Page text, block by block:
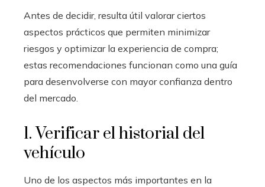
Antes de decidir, resulta útil valorar ciertos
aspectos prácticos que permiten minimizar
riesgos y optimizar la experiencia de compra;
estas recomendaciones funcionan como una guía
para desenvolverse con mayor confianza dentro
del mercado.
1. Verificar el historial del
vehículo
Uno de los aspectos más importantes en la